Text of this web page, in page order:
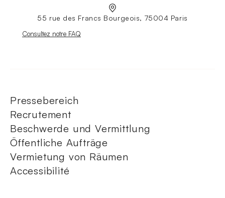
55 rue des Francs Bourgeois, 75004 Paris
Nouvelle fenêtre
Consultez notre FAQ
Pressebereich
Recrutement
Beschwerde und Vermittlung
Öffentliche Aufträge
Vermietung von Räumen
Accessibilité